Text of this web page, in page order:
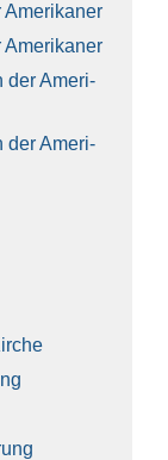
Ame­ri­ka­ner
Ame­ri­ka­ner
der Ame­ri­
der Ame­ri­